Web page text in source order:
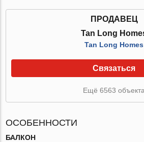
ПРОДАВЕЦ
Tan Long
Tan Long Homes
Связаться
Ещё 6563 объекта
ОСОБЕННОСТИ
БАЛКОН